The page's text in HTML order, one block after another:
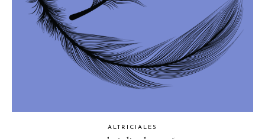
ALTRICIALES